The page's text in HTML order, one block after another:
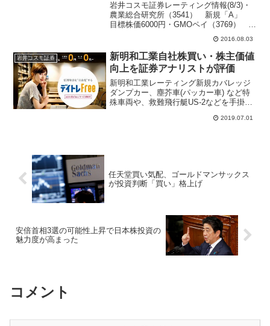
岩井コスモ証券レーティング情報(8/3)・
農業総合研究所（3541） 新規「A」
目標株価6000円・GMOペイ（3769） 目
標株価8300円→7200円・ニチアス
（5393） 目標株価930円→970円・トプ
コン（7732） 目標株価1...
2016.08.03
岩井コスモ証券
新明和工業自社株買い・株主価値
向上を証券アナリストが評価
新明和工業レーティング新規カバレッジ
ダンプカー、塵芥車(パッカー車) など特
殊車両や、救難飛行艇US-2などを手掛け
でカバレッジ開始。自社株買いや株主価
2019.07.01
任天堂買い気配、ゴールドマンサックス
が投資判断「買い」格上げ
安倍首相3選の可能性上昇で日本株投資の
魅力度が高まった
コメント